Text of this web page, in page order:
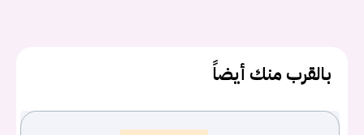
بالقرب منك أيضاً